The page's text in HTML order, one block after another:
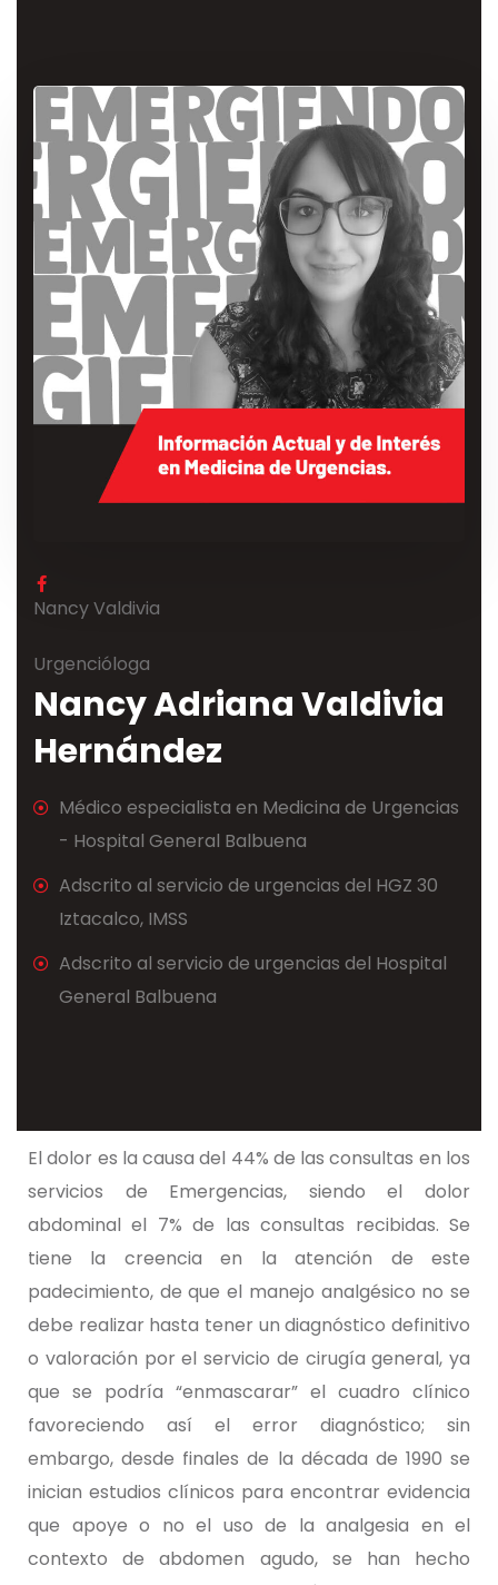
Nancy Valdivia
Urgencióloga
Nancy Adriana Valdivia
Hernández
Médico especialista en Medicina de Urgencias
- Hospital General Balbuena
Adscrito al servicio de urgencias del HGZ 30
Iztacalco, IMSS
Adscrito al servicio de urgencias del Hospital
General Balbuena
El dolor es la causa del 44% de las consultas en los
servicios de Emergencias, siendo el dolor
abdominal el 7% de las consultas recibidas. Se
tiene la creencia en la atención de este
padecimiento, de que el manejo analgésico no se
debe realizar hasta tener un diagnóstico definitivo
o valoración por el servicio de cirugía general, ya
que se podría “enmascarar” el cuadro clínico
favoreciendo así el error diagnóstico; sin
embargo, desde finales de la década de 1990 se
inician estudios clínicos para encontrar evidencia
que apoye o no el uso de la analgesia en el
contexto de abdomen agudo, se han hecho